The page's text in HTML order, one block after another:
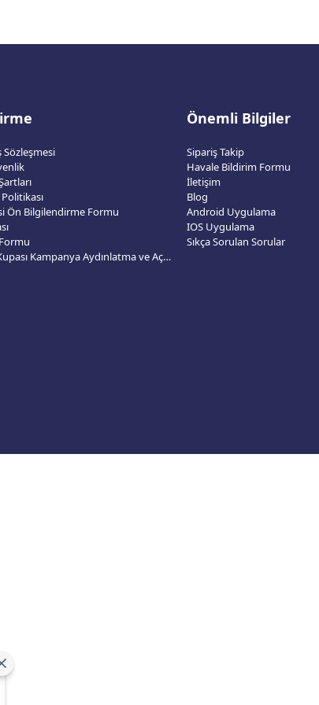
Sözleşmesi
Ön Bilgilendirme Formu
2026 Dünya Kupası Kampanya Aydınlatma ve Açık Rıza Metni
Önemli Bilgiler
Sipariş Takip
Havale Bildirim Formu
İletişim
Blog
Android Uygulama
IOS Uygulama
Sıkça Sorulan Sorular